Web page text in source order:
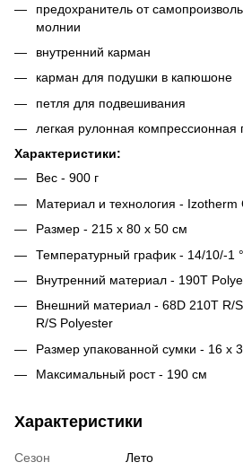
предохранитель от
молнии
внутренний карман
карман для подушки в капюшоне
петля для подвешивания
легкая рулонная компрессионная
Характеристики:
Вес - 900 г
Материал и технология - Izotherm
Размер - 215 х 80 х 50 см
Температурный график - 14/10/-1
Внутренний материал - 190T
Внешний материал - 68D 210T R/
R/S Polyester
Размер упакованной сумки - 16 х
Максимальный рост - 190 см
Характеристики
Сезон
Лето